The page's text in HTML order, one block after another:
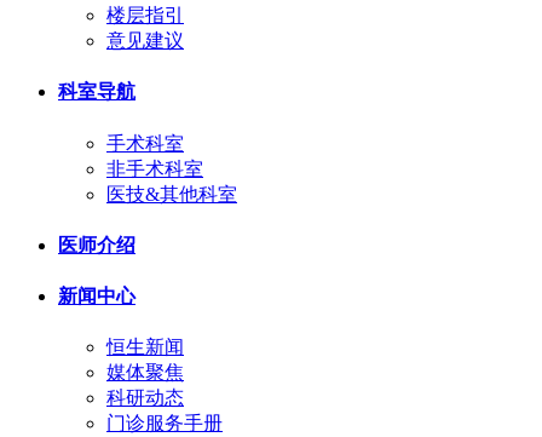
楼层指引
意见建议
科室导航
手术科室
非手术科室
医技&其他科室
医师介绍
新闻中心
恒生新闻
媒体聚焦
科研动态
门诊服务手册